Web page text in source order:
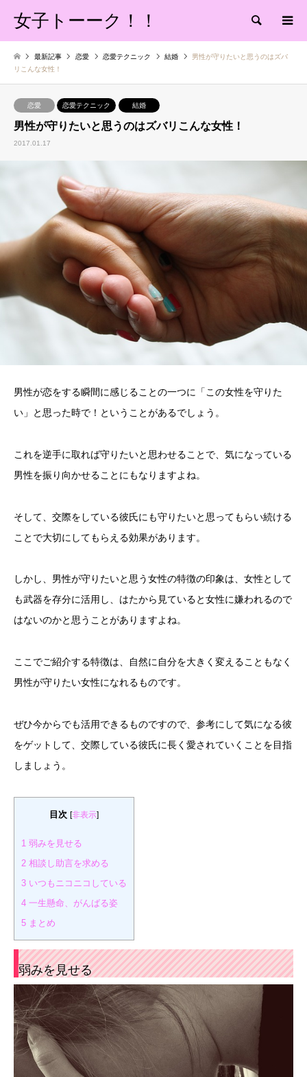
女子トーーク！！ 検索
最新記事 恋愛 恋愛テクニック 結婚
男性が守りたいと思うのはズバ
リこんな女性！
恋愛 恋愛テクニック 結婚
男性が守りたいと思うのはズバリこんな女性！
2017.01.17
男性が恋をする瞬間に感じることの一つに「この女性を守りた
い」と思った時で！ということがあるでしょう。
これを逆手に取れば守りたいと思わせることで、気になっている
男性を振り向かせることにもなりますよね。
そして、交際をしている彼氏にも守りたいと思ってもらい続ける
ことで大切にしてもらえる効果があります。
しかし、男性が守りたいと思う女性の特徴の印象は、女性として
も武器を存分に活用し、はたから見ていると女性に嫌われるので
はないのかと思うことがありますよね。
ここでご紹介する特徴は、自然に自分を大きく変えることもなく
男性が守りたい女性になれるものです。
ぜひ今からでも活用できるものですので、参考にして気になる彼
をゲットして、交際している彼氏に長く愛されていくことを目指
しましょう。
目次 [非表示]
1 弱みを見せる
2 相談し助言を求める
3 いつもニコニコしている
4 一生懸命、がんばる姿
5 まとめ
弱みを見せる